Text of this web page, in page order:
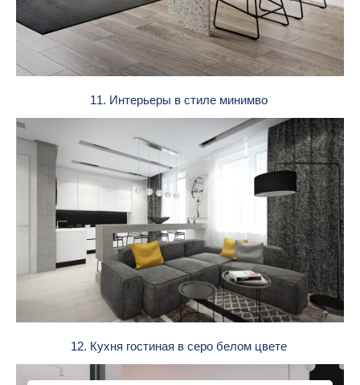
11. Интерьеры в стиле минимво
12. Кухня гостиная в серо белом цвете